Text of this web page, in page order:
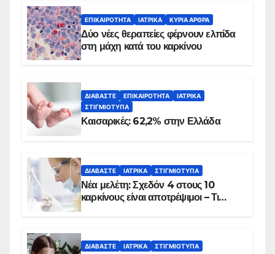
ΕΠΙΚΑΙΡΌΤΗΤΑ ΙΑΤΡΙΚΆ ΚΥΡΙΑ ΑΡΘΡΑ
Δύο νέες θεραπείες φέρνουν ελπίδα
στη μάχη κατά του καρκίνου
ΔΙΑΒΆΣΤΕ ΕΠΙΚΑΙΡΌΤΗΤΑ
ΙΑΤΡΙΚΆ
ΣΤΙΓΜΙΌΤΥΠΑ
Καισαρικές: 62,2% στην Ελλάδα
ΔΙΑΒΆΣΤΕ ΙΑΤΡΙΚΆ ΣΤΙΓΜΙΌΤΥΠΑ
Νέα μελέτη: Σχεδόν 4 στους 10
καρκίνους είναι αποτρέψιμοι – Τι
ΔΙΑΒΆΣΤΕ ΙΑΤΡΙΚΆ ΣΤΙΓΜΙΌΤΥΠΑ